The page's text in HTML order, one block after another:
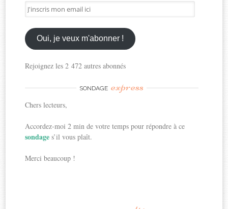
J'inscris
mon
email
ici
Oui, je veux m'abonner !
Rejoignez les 2 472 autres abonnés
SONDAGE express
Chers lecteurs,
Accordez-moi 2 min de votre temps pour répondre à ce
sondages’il vous plaît.
Merci beaucoup !